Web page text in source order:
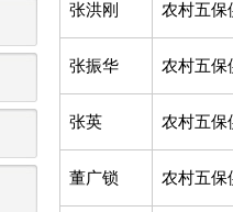
张洪刚 农村五保
张振华 农村五保
张英 农村五保
董广锁 农村五保